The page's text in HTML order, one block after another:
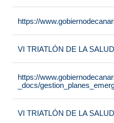
https://
VI TRIATLÓN DE LA
https://
_docs/
VI TRIATLÓN DE LA